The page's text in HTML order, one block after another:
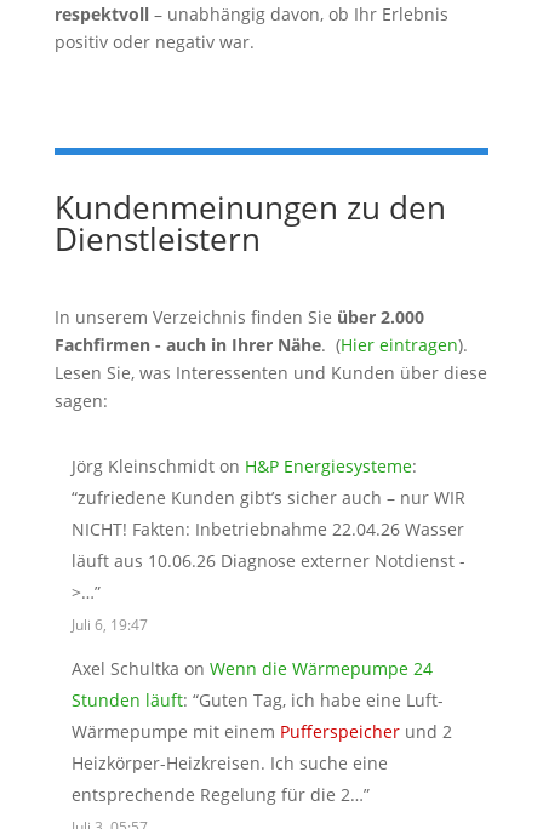
respektvoll– unabhängig davon, ob Ihr Erlebnis
positiv oder negativ war.
Kundenmeinungen zu den
Dienstleistern
In unserem Verzeichnis finden Sie über 2.000
Fachfirmen - auch in Ihrer Nähe. (Hier eintragen).
Lesen Sie, was Interessenten und Kunden über diese
sagen:
Jörg Kleinschmidton H&P Energiesysteme:
“zufriedene Kunden gibt’s sicher auch – nur WIR
NICHT! Fakten: Inbetriebnahme 22.04.26 Wasser
läuft aus 10.06.26 Diagnose externer Notdienst -
>…”
Juli 6, 19:47
Axel Schultka on Wenn die Wärmepumpe 24
Stunden läuft: “Guten Tag, ich habe eine Luft-
Wärmepumpe mit einem Pufferspeicherund 2
Heizkörper-Heizkreisen. Ich suche eine
entsprechende Regelung für die 2…”